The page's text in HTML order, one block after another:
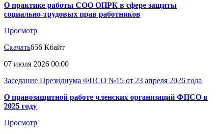
О практике работы СОО ОПРК в сфере защиты
социально-трудовых прав работников
Просмотр
Скачать656 Кбайт
07 июля 2026 00:00
Заседание Президиума ФПСО №15 от 23 апреля 2026 года
О правозащитной работе членских организаций ФПСО в
2025 году
Просмотр